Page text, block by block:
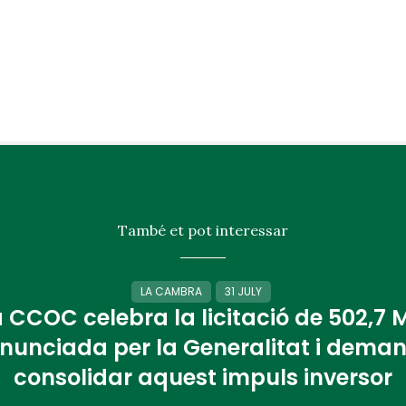
També et pot interessar
LA CAMBRA 31 JULY
CCOC celebra la licitació de 502,7
per la Generalitat i
consolidar aquest impuls inversor